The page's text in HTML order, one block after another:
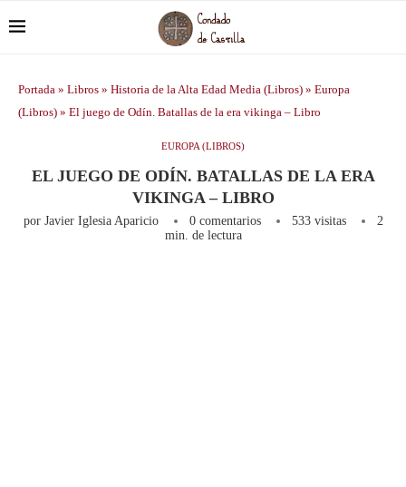
Portada » Libros » Historia de la Alta Edad Media (Libros) » Europa
(Libros) » El juego de Odín. Batallas de la era vikinga – Libro
EUROPA (LIBROS)
EL JUEGO DE ODÍN. BATALLAS DE LA ERA
VIKINGA – LIBRO
por Javier Iglesia Aparicio 0 comentarios 533visitas
2
min. de lectura